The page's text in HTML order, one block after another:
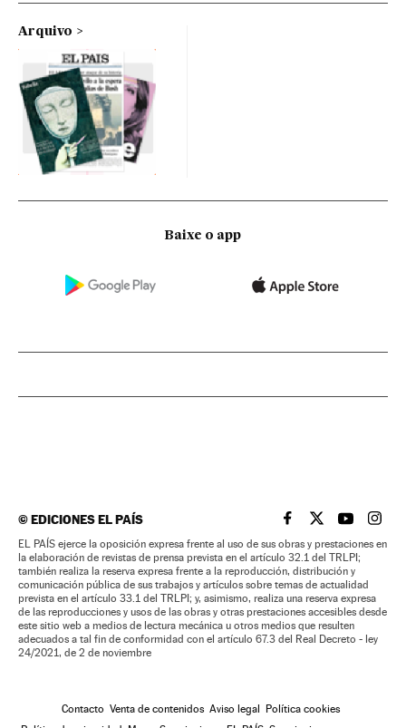
Arquivo
Baixe o app
©EDICIONES EL PAÍS EL PAÍS BRASIL EN
EL PAÍSEL PAÍS
EL
EL PAÍS ejerce la oposición expresa frente al uso de sus obras y prestaciones en
la elaboración de revistas de prensa prevista en el artículo 32.1 del TRLPI;
también realiza la reserva expresa frente a la reproducción, distribución y
comunicación pública de sus trabajos y artículos sobre temas de actualidad
prevista en el artículo 33.1 del TRLPI; y, asimismo, realiza una reserva expresa
de las reproducciones y usos de las obras y otras prestaciones accesibles desde
este sitio web a medios de lectura mecánica u otros medios que resulten
adecuados a tal fin de conformidad con el artículo 67.3 del Real Decreto - ley
24/2021, de 2 de noviembre
Contacto Venta de contenidos Aviso legal
Política cookies